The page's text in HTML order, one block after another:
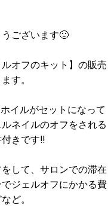
ございます🙂
オフのキット】の販売
す。
イルがセットになって
ネイルのオフをされる
きです‼️
して、サロンでの滞在
ジェルオフにかかる費
ど。